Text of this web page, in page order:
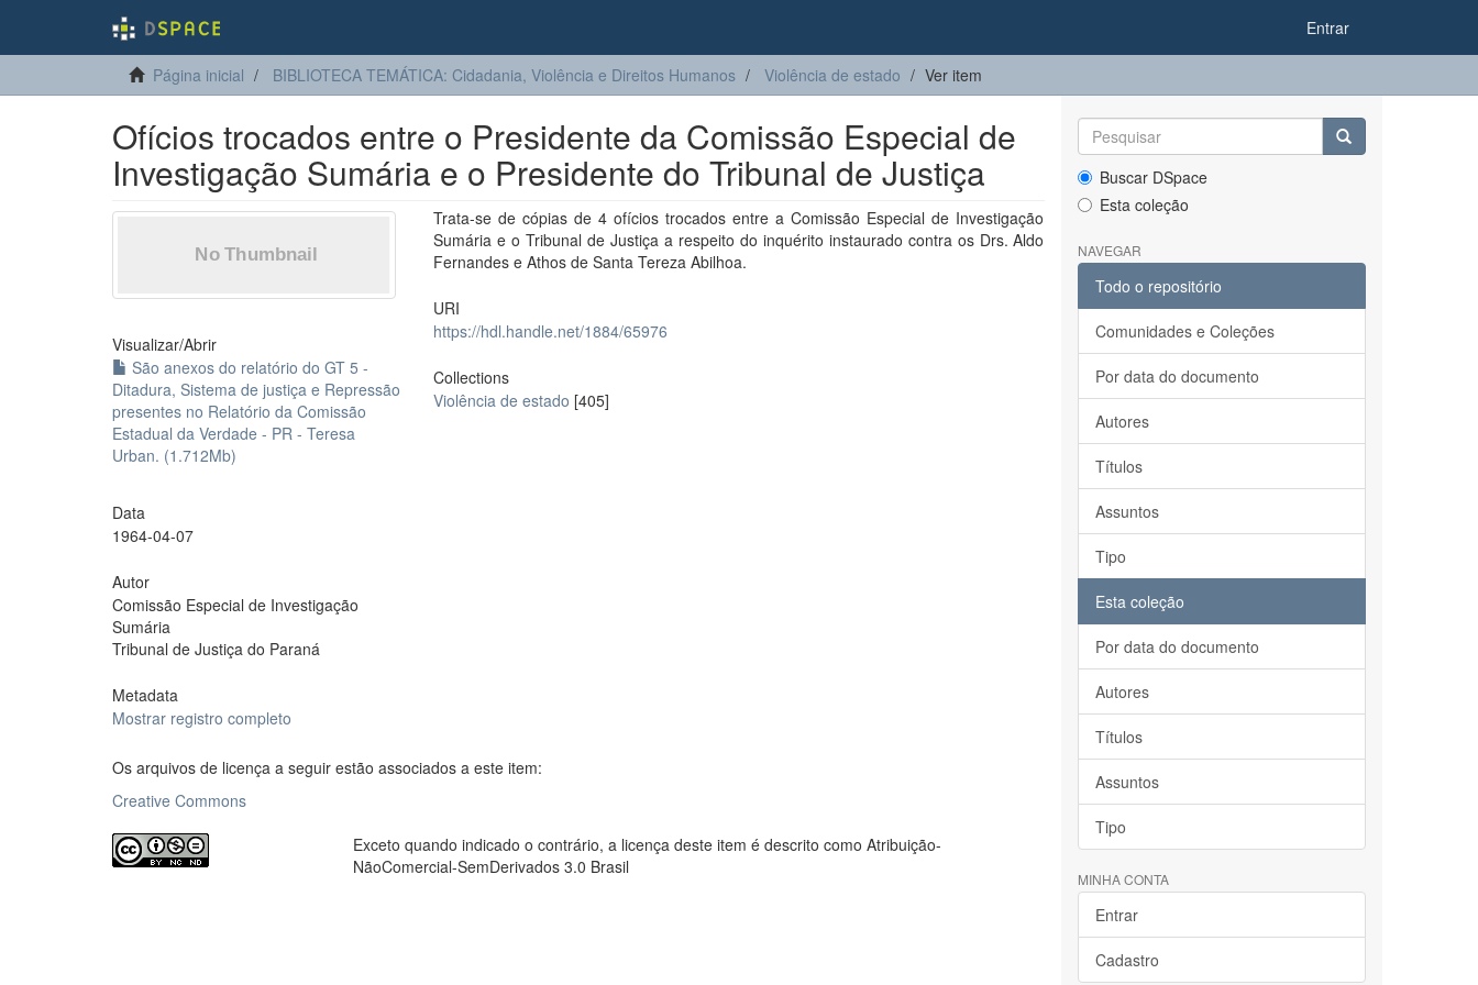
Entrar
Página inicial BIBLIOTECA TEMÁTICA: Cidadania, Violência e Direitos Humanos Violência de estado Ver item
Ofícios trocados entre o Presidente da Comissão Especial de
Investigação Sumária e o Presidente do Tribunal de Justiça
Visualizar/Abrir
São anexos do relatório do GT 5 -
Ditadura, Sistema de justiça e Repressão
presentes no Relatório da Comissão
Estadual da Verdade - PR - Teresa
Urban. (1.712Mb)
Data
1964-04-07
Autor
Comissão Especial de Investigação
Sumária
Tribunal de Justiça do Paraná
Metadata
Mostrar registro completo
Trata-se de cópias de 4 ofícios trocados entre a Comissão Especial de Investigação
Sumária e o Tribunal de Justiça a respeito do inquérito instaurado contra os Drs. Aldo
Fernandes e Athos de Santa Tereza Abilhoa.
URI
https://hdl.handle.net/1884/65976
Collections
Violência de estado [405]
Os arquivos de licença a seguir estão associados a este item:
Creative Commons
Exceto quando indicado o contrário, a licença deste item é descrito como Atribuição-
NãoComercial-SemDerivados 3.0 Brasil
Buscar DSpace
Esta coleção
NAVEGAR
Todo o repositório
Comunidades e Coleções
Por data do documento
Autores
Títulos
Assuntos
Tipo
Esta coleção
Por data do documento
Autores
Títulos
Assuntos
Tipo
MINHA CONTA
Entrar
Cadastro